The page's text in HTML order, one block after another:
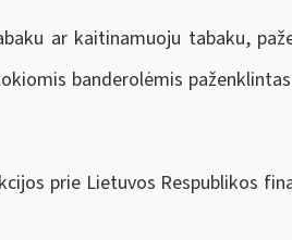
ar kaitinamuoju tabaku,
banderolėmis
prie Lietuvos Respublikos